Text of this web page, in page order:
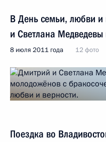
В День семьи, любви и
и Светлана
8 июля 2011 года 12 фото
Поездка во